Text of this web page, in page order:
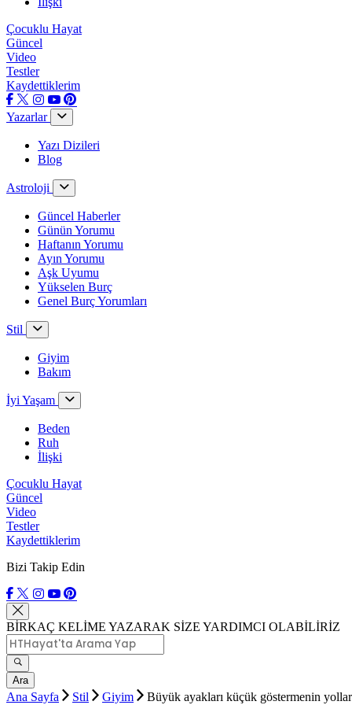
Çocuklu Hayat
Güncel
Video
Testler
Kaydettiklerim
Yazarlar
Yazı Dizileri
Blog
Astroloji
Güncel Haberler
Günün Yorumu
Haftanın Yorumu
Ayın Yorumu
Aşk Uyumu
Yükselen Burç
Genel Burç Yorumları
Stil
Giyim
Bakım
İyi Yaşam
Beden
Ruh
İlişki
Çocuklu Hayat
Güncel
Video
Testler
Kaydettiklerim
Bizi Takip Edin
BİRKAÇ KELİME YAZARAK SİZE YARDIMCI OLABİLİRİZ
Ara
Ana Sayfa Stil Giyim
Büyük ayakları küçük göstermenin